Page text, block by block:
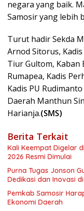
negara yang baik.
Samosir yang lebih
Turut hadir Sekda
Arnod Sitorus,
Tiur Gultom, Kaban
Rumapea, Kadis
Kadis PU
Daerah Manthun
Harianja.(SMS)
Berita Terkait
Kali Keempat Digelar
2026 Resmi Dimulai
Purna Tugas Jonson
Dedikasi dan Inovasi
Pemkab Samosir
Ekonomi Daerah